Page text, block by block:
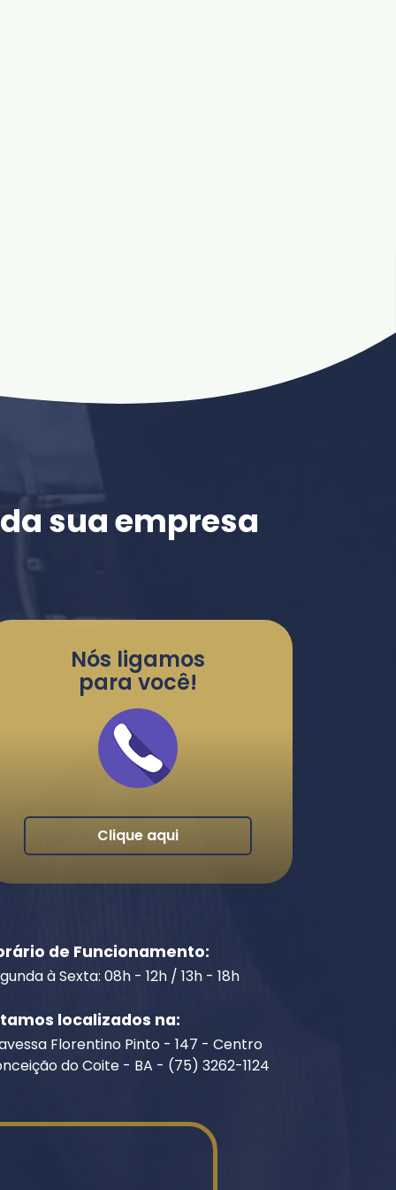
sua empresa
Nós ligamos
para você!
Clique aqui
de Funcionamento:
à Sexta: 08h - 12h / 13h - 18h
localizados na:
Florentino Pinto - 147 - Centro
do Coite - BA - (75) 3262-1124